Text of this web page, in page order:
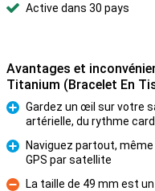
Active dans 30 pays
Avantages et
Titanium (Bracelet En
Pour
Gardez un œil sur votre
artérielle, du rythme
Pour
Naviguez partout,
GPS par satellite
La taille de 49 mm est